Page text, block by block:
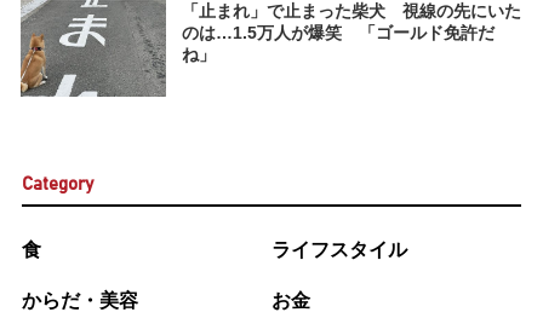
「止まれ」で止まった柴犬 視線の先にいた
のは…1.5万人が爆笑 「ゴールド免許だ
ね」
Category
食 ライフスタイル
からだ・美容 お金